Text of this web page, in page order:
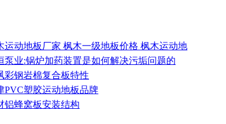
运动地板厂家 枫木一级地板价格 枫木运动地
泵业:锅炉加药装置是如何解决污垢问题的
彩钢岩棉复合板特性
PVC塑胶运动地板品牌
铝蜂窝板安装结构